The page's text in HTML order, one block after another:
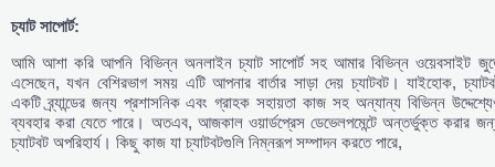
চ্যাটসাপোর্ট:
আমি আশা করি আপনি বিভিন্ন অনলাইন চ্যাট সাপোর্ট সহ আমার বিভিন্ন ওয়েবসাইট
এসেছেন, যখন বেশিরভাগ সময় এটি আপনার বার্তার সাড়া দেয় চ্যাটবট। যাইহোক,
একটি ব্র্যান্ডের জন্য প্রশাসনিক এবং গ্রাহক সহায়তা কাজ সহ অন্যান্য বিভিন্ন
ব্যবহার করা যেতে পারে। অতএব, আজকাল ওয়ার্ডপ্রেস ডেভেলপমেন্টে অন্তর্ভুক্ত করার
চ্যাটবট অপরিহার্য। কিছু কাজ যা চ্যাটবটগুলি নিম্নরূপ সম্পাদন করতে পারে,